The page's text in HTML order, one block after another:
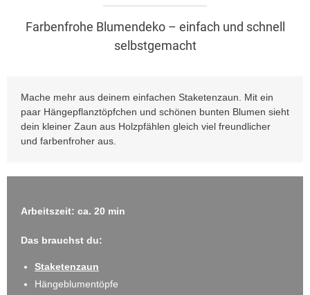
Farbenfrohe Blumendeko – einfach und schnell
selbstgemacht
Mache mehr aus deinem einfachen Staketenzaun. Mit ein
paar Hängepflanztöpfchen und schönen bunten Blumen sieht
dein kleiner Zaun aus Holzpfählen gleich viel freundlicher
und farbenfroher aus.
Arbeitszeit: ca. 20 min
Das brauchst du:
Staketenzaun
Hängeblumentöpfe